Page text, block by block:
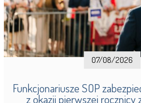
07/08/2026
Funkcjonariusze SOP
z okazji pierwszej rocznicy